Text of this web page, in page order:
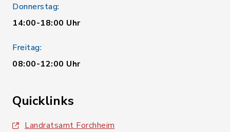
Donnerstag:
14:00-18:00 Uhr
Freitag:
08:00-12:00 Uhr
Quicklinks
Landratsamt Forchheim